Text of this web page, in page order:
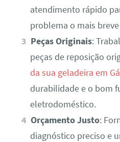
atendimento rápido
problema o mais
Peças Originais:
peças de reposição
da sua geladeira em
durabilidade e o bom
eletrodoméstico.
Orçamento Justo:
diagnóstico preciso e